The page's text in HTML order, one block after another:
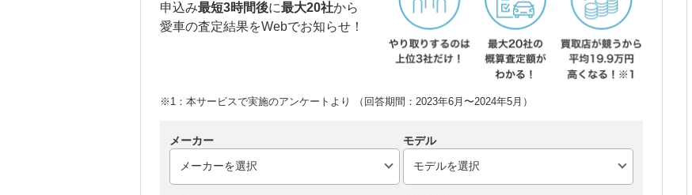
申込み最短3時間後に最大20社から
愛車の査定結果をWebでお知らせ！
※1：本サービスで実施のアンケートより （回答期間：2023年6月〜2024年5月）
メーカー モデル